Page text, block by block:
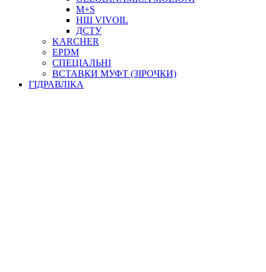
ФІЛЬТРИ ДЛЯ ПАЛЬНОГО
ПІДДОНИ ДЛЯ БОЧОК
МОДУЛЬНІ АЗС
МЕТРОЛОГІЧНЕ ОБЛАДНАННЯ
ЛІЧИЛЬНИКИ І ВИТРАТОМІРИ ДЛЯ ПАЛЬНОГО
КОТУШКИ ДЛЯ ШЛАНГІВ
M+S
НШ VIVOIL
ДСТУ
KARCHER
EPDM
СПЕЦІАЛЬНІ
ВСТАВКИ МУФТ (ЗІРОЧКИ)
ГІДРАВЛІКА